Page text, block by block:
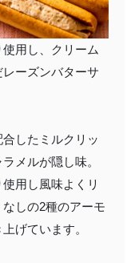
用し、クリーム
ーズンバターサ
したミルクリッ
メルが隠し味。
用し風味よくリ
しの2種のアーモ
げています。